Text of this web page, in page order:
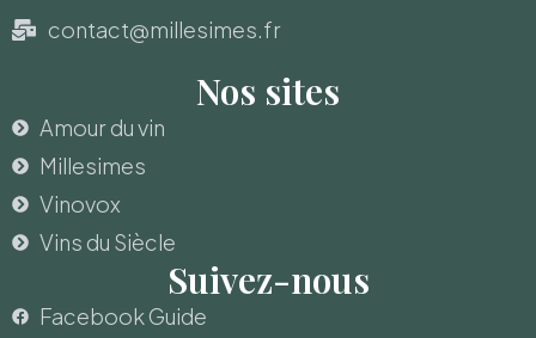
contact@millesimes.fr
Nos sites
Amour du vin
Millesimes
Vinovox
Vins du Siècle
Suivez-nous
Facebook Guide